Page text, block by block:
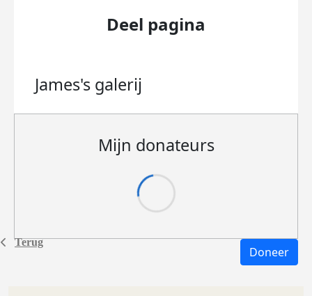
Terug
Deel pagina
James's galerij
Mijn donateurs
Doneer